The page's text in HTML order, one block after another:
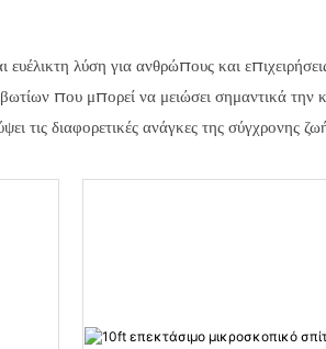
λύση για ανθρώπους και
που μπορεί να μειώσει σημαντικά
τις διαφορετικές ανάγκες της σύγχρονης